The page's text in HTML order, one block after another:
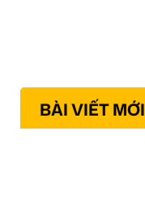
BÀI VIẾT MỚI